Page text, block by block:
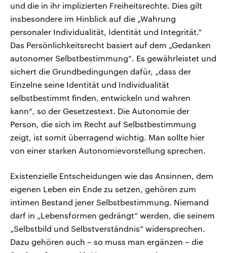
und die in ihr implizierten Freiheitsrechte. Dies gilt
insbesondere im Hinblick auf die „Wahrung
personaler Individualität, Identität und Integrität.“
Das Persönlichkeitsrecht basiert auf dem „Gedanken
autonomer Selbstbestimmung“. Es gewährleistet und
sichert die Grundbedingungen dafür, „dass der
Einzelne seine Identität und Individualität
selbstbestimmt finden, entwickeln und wahren
kann“, so der Gesetzestext. Die Autonomie der
Person, die sich im Recht auf Selbstbestimmung
zeigt, ist somit überragend wichtig. Man sollte hier
von einer starken Autonomievorstellung sprechen.
Existenzielle Entscheidungen wie das Ansinnen, dem
eigenen Leben ein Ende zu setzen, gehören zum
intimen Bestand jener Selbstbestimmung. Niemand
darf in „Lebensformen gedrängt“ werden, die seinem
„Selbstbild und Selbstverständnis“ widersprechen.
Dazu gehören auch – so muss man ergänzen – die